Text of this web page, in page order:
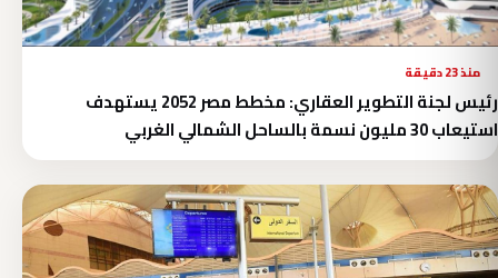
منذ 23 دقيقة
رئيس لجنة التطوير العقاري: مخطط مصر 2052 يستهدف
استيعاب 30 مليون نسمة بالساحل الشمالي الغربي